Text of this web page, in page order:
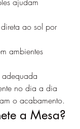
ao sol por
ambientes
adequada
no dia a dia
o acabamento.
a Mesa?